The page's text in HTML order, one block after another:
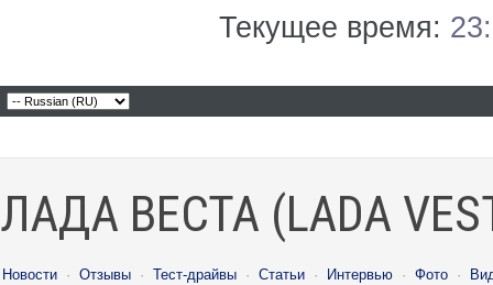
Текущее время:
ЛАДА ВЕСТА (LADA
Новости · Отзывы · Тест-драйвы · Статьи · Интервью · Фото ·